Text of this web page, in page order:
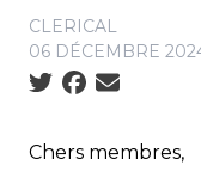
CLERICAL
06 DÉCEMBRE
Social share icons
Chers membres,